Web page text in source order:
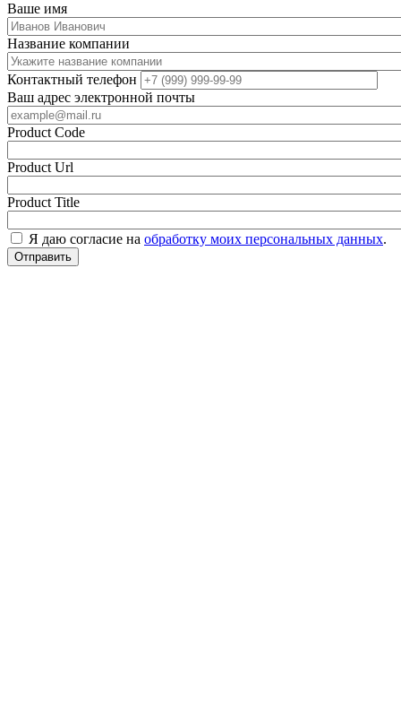
Ваше имя
Название компании
Контактный телефон
Ваш адрес электронной почты
Product Code
Product Url
Product Title
Я даю согласие на обработку моих персональных данных.
Отправить